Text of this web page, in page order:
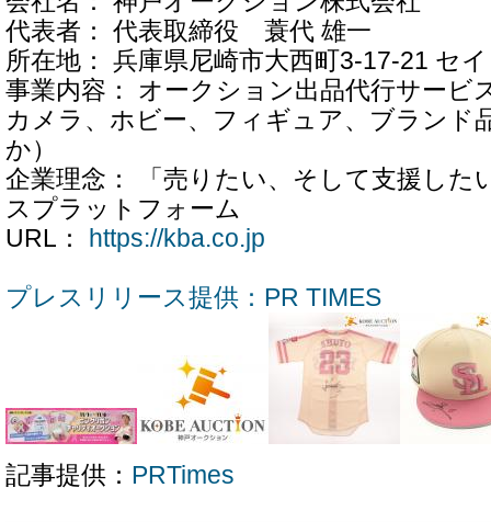
代表者： 代表取締役 蓑代 雄一
所在地： 兵庫県尼崎市大西町3-17-21 セ
事業内容： オークション出品代行サービ
カメラ、ホビー、フィギュア、ブランド
か）
企業理念： 「売りたい、そして支援した
スプラットフォーム
URL：
https://kba.co.jp
プレスリリース提供：PR TIMES
記事提供： PRTimes